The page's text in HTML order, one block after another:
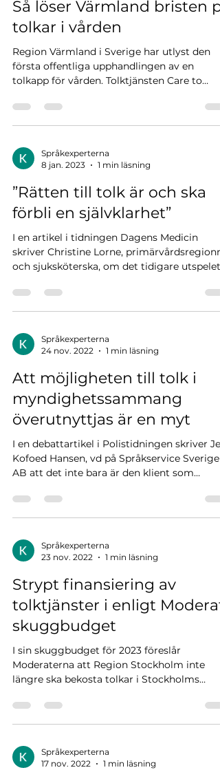
Så löser Värmland bristen
tolkar i vården
Region Värmland i Sverige har utlyst den
första offentliga upphandlingen av en
tolkapp för vården. Tolktjänsten Care to
Språkexperterna
8 jan. 2023
1 min läsning
”Rätten till tolk är och ska
förbli en självklarhet”
I en artikel i tidningen Dagens Medicin
skriver Christine Lorne,
och sjuksköterska, om det tidigare utspelet
Språkexperterna
24 nov. 2022
1 min läsning
Att möjligheten till tolk i
myndighetssammang
överutnyttjas är en myt
I en debattartikel i Polistidningen skriver
Kofoed Hansen, vd på Språkservice Sverige
AB att det inte bara är den klient som
Språkexperterna
23 nov. 2022
1 min läsning
Strypt finansiering av
tolktjänster i enligt Moderat
skuggbudget
I sin skuggbudget för 2023 föreslår
Moderaterna att Region Stockholm inte
längre ska bekosta tolkar i Stockholms
Språkexperterna
17 nov. 2022
1 min läsning